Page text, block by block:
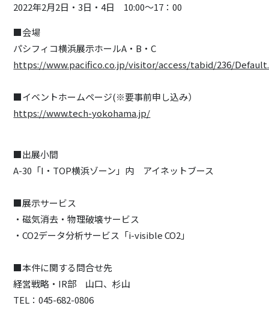
2022年2月2日・3日・4日 10:00～17：00
■会場
パシフィコ横浜展示ホールA・B・C
https://www.pacifico.co.jp/visitor/access/tabid/236/
■イベントホームページ(※要事前申し込み）
https://www.tech-yokohama.jp/
■出展小間
A-30「I・TOP横浜ゾーン」内 アイネットブース
■展示サービス
・磁気消去・物理破壊サービス
・CO2データ分析サービス「i-visible CO2」
■本件に関する問合せ先
経営戦略・IR部 山口、杉山
TEL：045-682-0806